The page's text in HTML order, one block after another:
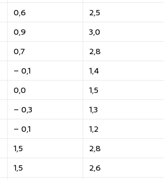
0,6 2,5
0,9 3,0
0,7 2,8
– 0,1 1,4
0,0 1,5
– 0,3 1,3
– 0,1 1,2
1,5 2,8
1,5 2,6